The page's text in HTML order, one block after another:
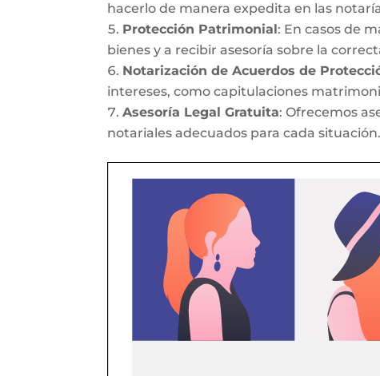
hacerlo de manera expedita en las
Protección Patrimonial: En casos de
bienes y a recibir asesoría sobre la
Notarización de Acuerdos de
intereses, como capitulaciones
Asesoría Legal Gratuita: Ofrecemos
notariales adecuados para cada situación.